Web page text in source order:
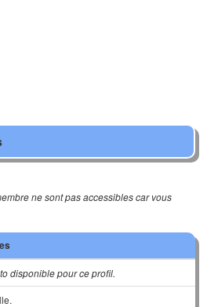
ne sont pas accessibles car vous
disponible pour ce profil.